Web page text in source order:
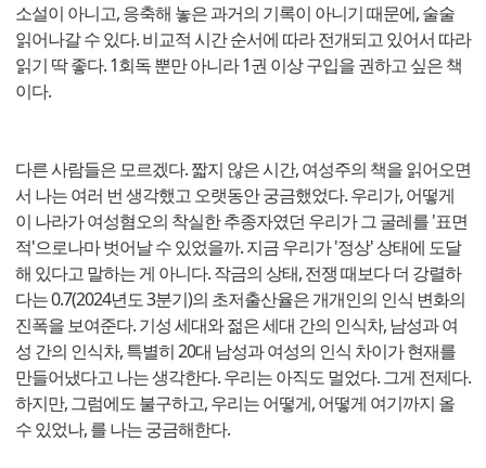
소설이 아니고, 응축해 놓은 과거의 기록이 아니기 때문에, 술술
읽어나갈 수 있다. 비교적 시간 순서에 따라 전개되고 있어서 따라
읽기 딱 좋다. 1회독 뿐만 아니라 1권 이상 구입을 권하고 싶은 책
이다.
다른 사람들은 모르겠다. 짧지 않은 시간, 여성주의 책을 읽어오면
서 나는 여러 번 생각했고 오랫동안 궁금했었다. 우리가, 어떻게
이 나라가 여성혐오의 착실한 추종자였던 우리가 그 굴레를 '표면
적'으로나마 벗어날 수 있었을까. 지금 우리가 '정상' 상태에 도달
해 있다고 말하는 게 아니다. 작금의 상태, 전쟁 때보다 더 강렬하
다는 0.7(2024년도 3분기)의 초저출산율은 개개인의 인식 변화의
진폭을 보여준다. 기성 세대와 젊은 세대 간의 인식차, 남성과 여
성 간의 인식차, 특별히 20대 남성과 여성의 인식 차이가 현재를
만들어냈다고 나는 생각한다. 우리는 아직도 멀었다. 그게 전제다.
하지만, 그럼에도 불구하고, 우리는 어떻게, 어떻게 여기까지 올
수 있었나, 를 나는 궁금해한다.